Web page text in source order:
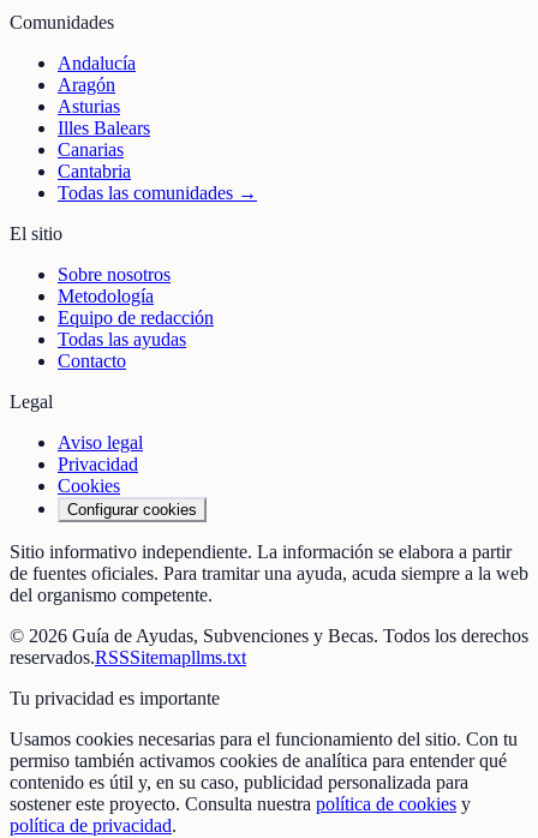
Comunidades
Andalucía
Aragón
Asturias
Illes Balears
Canarias
Cantabria
Todas las comunidades →
El sitio
Sobre nosotros
Metodología
Equipo de redacción
Todas las ayudas
Contacto
Legal
Aviso legal
Privacidad
Cookies
Configurar cookies
Sitio informativo independiente. La información se elabora a partir
de fuentes oficiales. Para tramitar una ayuda, acuda siempre a la web
del organismo competente.
© 2026 Guía de Ayudas, Subvenciones y Becas. Todos los derechos
reservados.RSSSitemapllms.txt
Tu privacidad es importante
Usamos cookies necesarias para el funcionamiento del sitio. Con tu
permiso también activamos cookies de analítica para entender qué
contenido es útil y, en su caso, publicidad personalizada para
sostener este proyecto. Consulta nuestra política de cookies y
política de privacidad.